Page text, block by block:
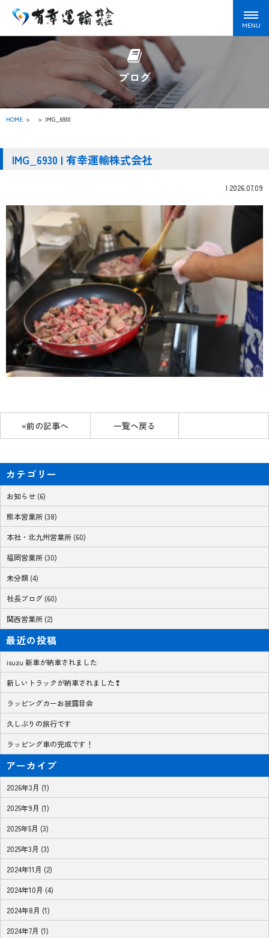
ブログ
HOME > IMG_6930
IMG_6930 | 有幸運輸株式会社
| 2026.07.09
«前の記事へ 一覧へ戻る
カテゴリー
お知らせ (6)
熊本営業所 (38)
本社・北九州営業所 (60)
福岡営業所 (30)
未分類 (4)
社長ブログ (60)
関西営業所 (2)
最近の投稿
isuzu 新車が納車されました
新しいトラックが納車されました❢
ラッピングカーお披露目会
久しぶりの旅行です
ラッピング車の完成です！
アーカイブ
2026年3月 (1)
2025年9月 (1)
2025年5月 (3)
2025年3月 (3)
2024年11月 (2)
2024年10月 (4)
2024年8月 (1)
2024年7月 (1)